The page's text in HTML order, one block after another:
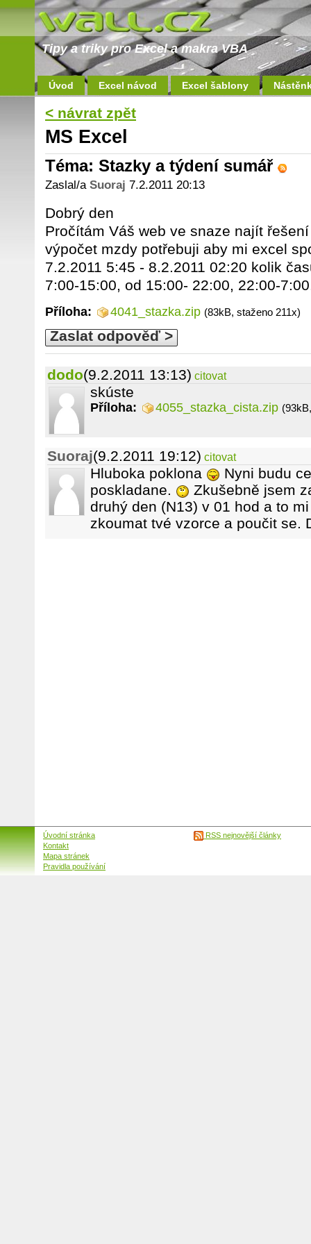
Tipy a triky pro Excel a makra VBA
Úvod Excel návod Excel šablony
< návrat zpět
MS Excel
Téma: Stazky a týdení sumář
Zaslal/a Suoraj 7.2.2011 20:13
Dobrý den
Pročítám Váš web ve snaze najít
výpočet mzdy potřebuji aby mi excel
7.2.2011 5:45 - 8.2.2011 02:20 kolik
7:00-15:00, od 15:00- 22:00, 22:00-
Příloha: 4041_stazka.zip (83kB, staženo 211x)
Zaslat odpověď >
dodo(9.2.2011 13:13) citovat
skúste
Příloha: 4055_stazka_cista.zip
Suoraj(9.2.2011 19:12) citovat
Hluboka poklona
Nyni budu
poskladane.
Zkušebně jsem
druhý den (N13) v 01 hod a to
zkoumat tvé vzorce a poučit se.
Úvodní stránka
Kontakt
Mapa stránek
Pravidla používání
RSS nejnovější články